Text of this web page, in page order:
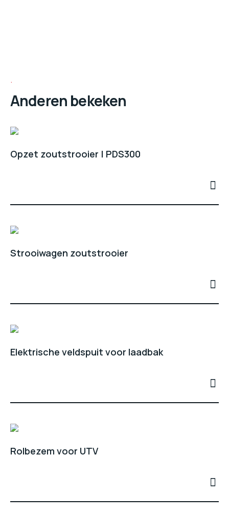
Anderen bekeken
Opzet zoutstrooier | PDS300
Strooiwagen zoutstrooier
Elektrische veldspuit voor laadbak
Rolbezem voor UTV